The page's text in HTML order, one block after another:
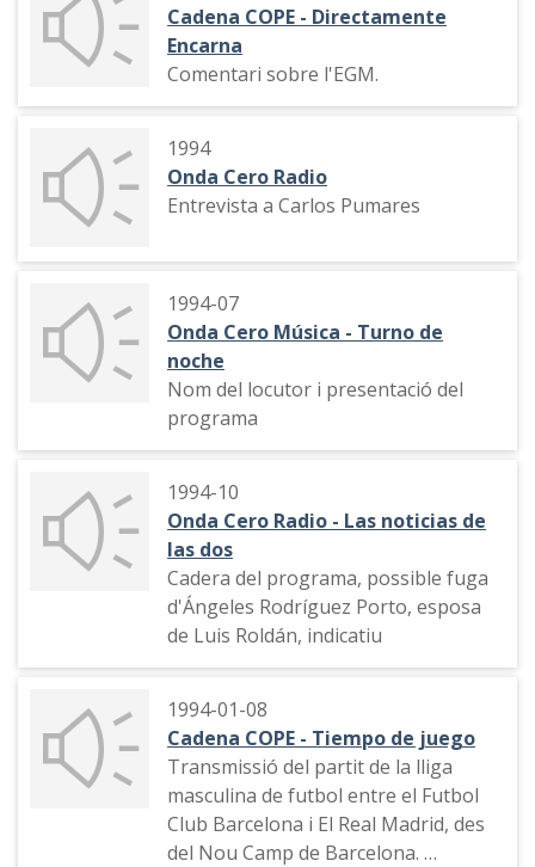
Cadena COPE - Directamente
Encarna
Comentari sobre l'EGM.
1994
Onda Cero Radio
Entrevista a Carlos Pumares
1994-07
Onda Cero Música - Turno de
noche
Nom del locutor i presentació del
programa
1994-10
Onda Cero Radio - Las noticias de
las dos
Cadera del programa, possible fuga
d'Ángeles Rodríguez Porto, esposa
de Luis Roldán, indicatiu
1994-01-08
Cadena COPE - Tiempo de juego
Transmissió del partit de la lliga
masculina de futbol entre el Futbol
Club Barcelona i El Real Madrid, des
del Nou Camp de Barcelona.